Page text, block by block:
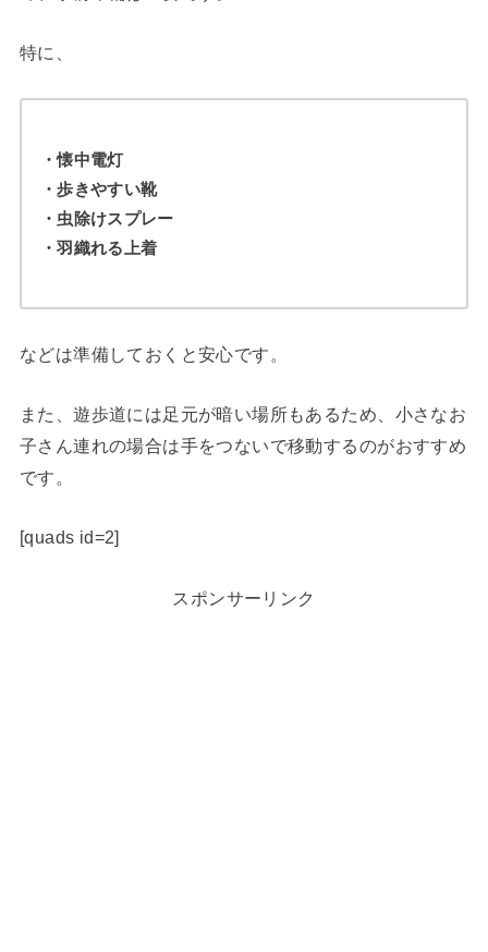
特に、
・懐中電灯
・歩きやすい靴
・虫除けスプレー
・羽織れる上着
などは準備しておくと安心です。
また、遊歩道には足元が暗い場所もあるため、小さなお
子さん連れの場合は手をつないで移動するのがおすすめ
です。
[quads id=2]
スポンサーリンク